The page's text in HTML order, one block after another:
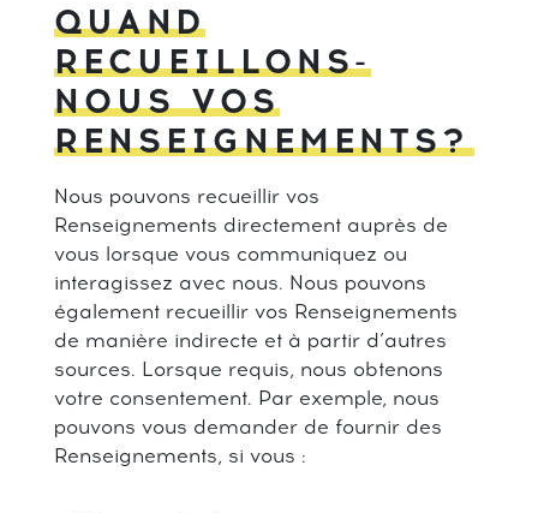
QUAND
RECUEILLONS-
NOUS VOS
RENSEIGNEMENTS?
Nous pouvons recueillir vos
Renseignements directement auprès de
vous lorsque vous communiquez ou
interagissez avec nous. Nous pouvons
également recueillir vos Renseignements
de manière indirecte et à partir d’autres
sources. Lorsque requis, nous obtenons
votre consentement. Par exemple, nous
pouvons vous demander de fournir des
Renseignements, si vous :